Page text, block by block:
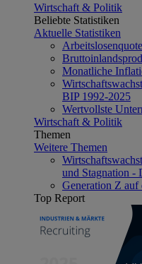
Wirtschaft & Politik
Beliebte Statistiken
Aktuelle Statistiken
Monatliche
BIP 1992-2025
Wertvollste
Wirtschaft & Politik
Themen
Weitere Themen
und Stagnation -
Generation Z auf
Top Report